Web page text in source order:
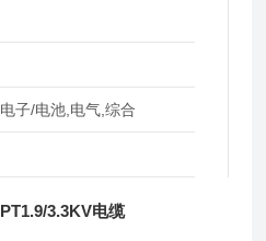
子/电池,电气,综合
3.3KV电缆